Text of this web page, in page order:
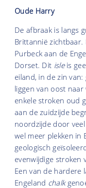
Oude Harry
De afbraak is langs
Brittannië
Purbeck aan de
Dorset. Dit isle is
eiland, in de zin
liggen van oost
enkele stroken oud
aan de zuidzijde
noordzijde door
wel meer plekken in
geologisch
evenwijdige stroken
Een van de hardere
Engeland chalk